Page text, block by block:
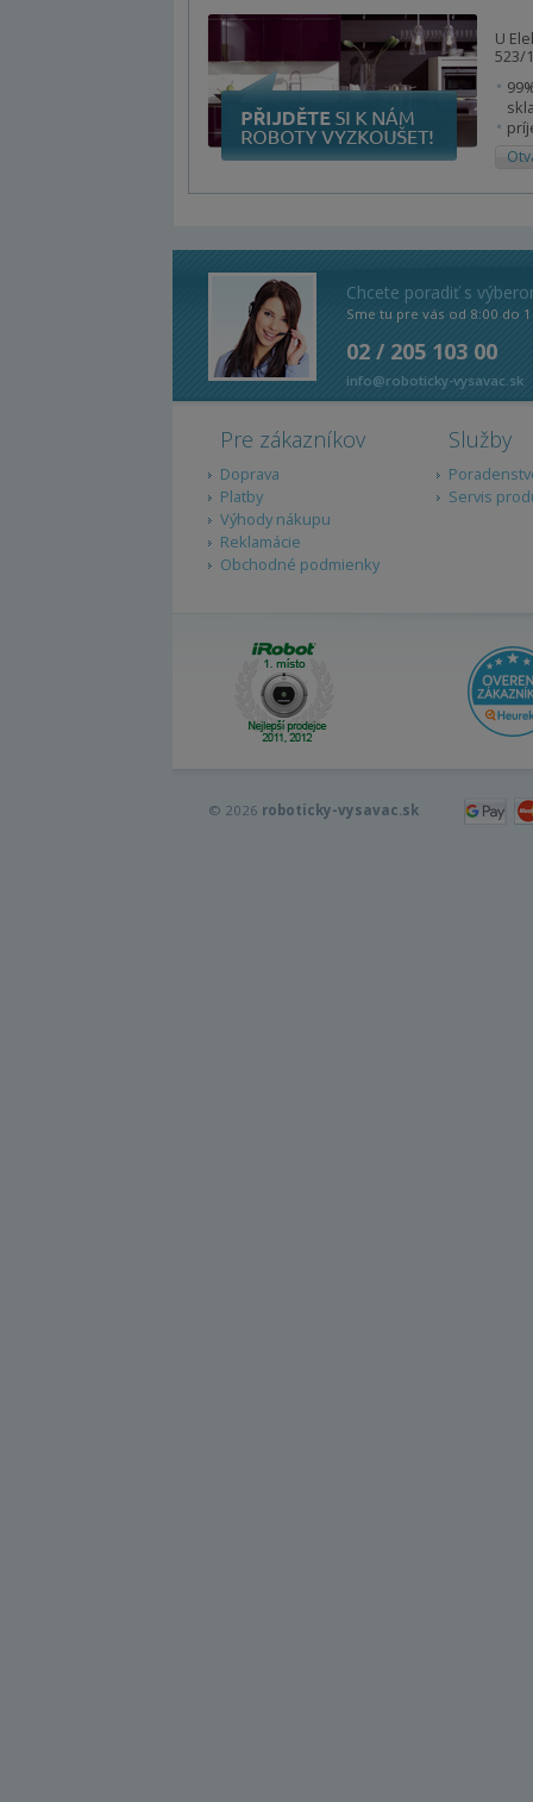
U
523/
Chcete poradiť s
Sme tu pre vás od 8:00 do
02 / 205 103 00
info@roboticky-vysavac.sk
Pre zákazníkov
Doprava
Platby
Výhody nákupu
Reklamácie
Obchodné podmienky
Služby
Servis
© 2026 roboticky-vysavac.sk